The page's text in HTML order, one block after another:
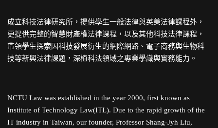
成立科技法律研究所，提供學生一般法律與英美法律課程外，
更提供完整的智慧財產權法律課程，以及其他科技法律課程，
帶領學生探索因科技發展衍生的網際網路、電子商務與生物科
技等新興法律課題，深植科法領域之專業學識與實務能力。
NCTU Law was established in the year 2000, first known as
Institute of Technology Law(ITL). Due to the rapid growth of the
IT industry in Taiwan, our founder, Professor Shang-Jyh Liu,